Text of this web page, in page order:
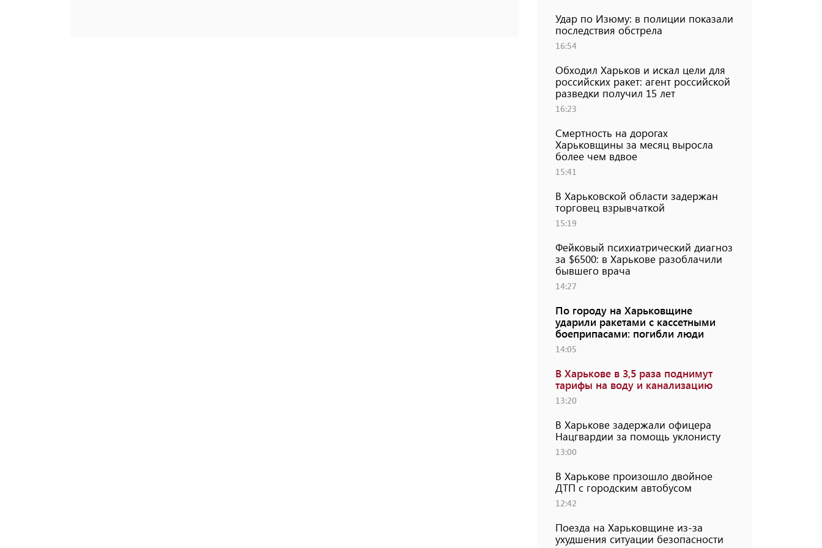
Удар по Изюму: в полиции показали
последствия обстрела
16:54
Обходил Харьков и искал цели для
российских ракет: агент российской
разведки получил 15 лет
16:23
Смертность на дорогах
Харьковщины за месяц выросла
более чем вдвое
15:41
В Харьковской области задержан
торговец взрывчаткой
15:19
Фейковый психиатрический диагноз
за $6500: в Харькове разоблачили
бывшего врача
14:27
По городу на Харьковщине
ударили ракетами с кассетными
боеприпасами: погибли люди
14:05
В Харькове в 3,5 раза поднимут
тарифы на воду и канализацию
13:20
В Харькове задержали офицера
Нацгвардии за помощь уклонисту
13:00
В Харькове произошло двойное
ДТП с городским автобусом
12:42
Поезда на Харьковщине из-за
ухудшения ситуации безопасности